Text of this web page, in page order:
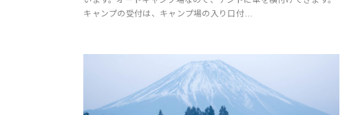
キャンプの受付は、キャンプ場の入り口付…